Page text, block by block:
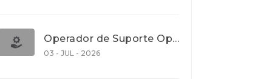
Operador de Suporte Operacional
03 - JUL - 2026